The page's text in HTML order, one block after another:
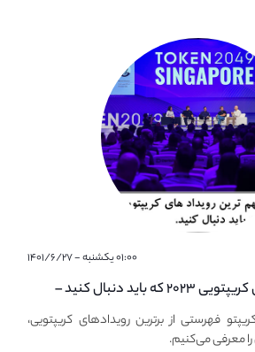
۰۱:۰۰ یکشنبه - ۱۴۰۱/۶/۲۷
مهم ترین رویداد های کریپتویی ۲۰۲۳ که باید دنبال کنید –
های جهانی
فهرستی از برترین رویدادهای کریپتویی،